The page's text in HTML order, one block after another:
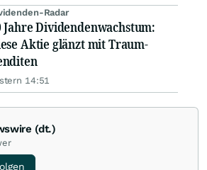
Radar
Jahre Dividendenwachstum:
Aktie glänzt mit Traum-
14:51
(dt.)